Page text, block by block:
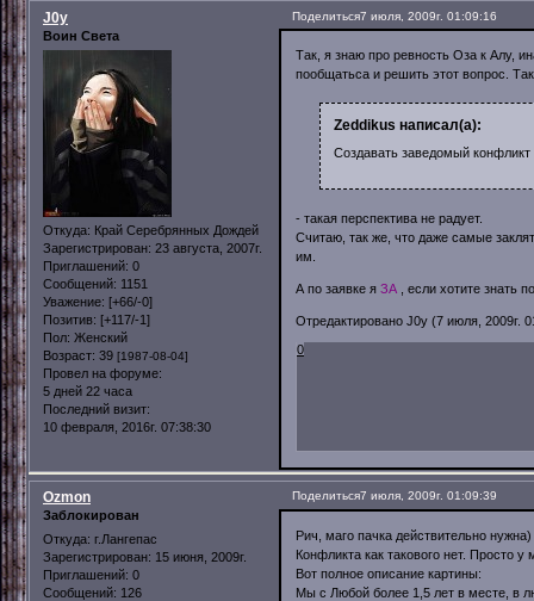
Поделиться7 июля, 2009г. 01:09:16
J0y
Воин Света
Откуда: Край Серебрянных Дождей
Зарегистрирован: 23 августа, 2007г.
Приглашений: 0
Сообщений: 1151
Уважение: [+66/-0]
Позитив: [+117/-1]
Пол: Женский
Возраст: 39 [1987-08-04]
Провел на форуме:
5 дней 22 часа
Последний визит:
10 февраля, 2016г. 07:38:30
Так, я знаю про ревность Оза к Алу,
пообщатьса и решить этот вопрос. Так
Zeddikus написал(а):
Создавать заведомый конфликт
- такая перспектива не радует.
Считаю, так же, что даже самые
им.
А по заявке я ЗА , если хотите знать
Отредактировано J0y (7 июля, 2009г.
0
Поделиться7 июля, 2009г. 01:09:39
Ozmon
Заблокирован
Откуда: г.Лангепас
Зарегистрирован: 15 июня, 2009г.
Приглашений: 0
Сообщений: 126
Рич, маго пачка действительно нужна)
Конфликта как такового нет. Просто
Вот полное описание картины:
Мы с Любой более 1,5 лет в месте, в